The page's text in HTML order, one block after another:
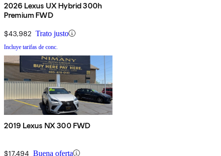
2026 Lexus UX Hybrid 300h
Premium FWD
$43,982 Trato justo
Incluye tarifas de conc.
2019 Lexus NX 300 FWD
$17,494 Buena oferta